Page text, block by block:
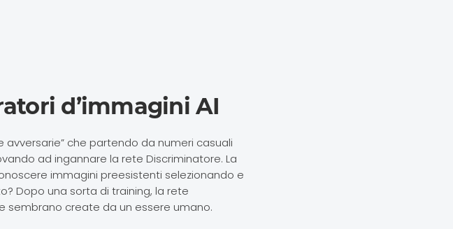
d’immagini AI
che partendo da numeri casuali
ad ingannare la rete Discriminatore. La
immagini preesistenti selezionando e
Dopo una sorta di training, la rete
sembrano create da un essere umano.